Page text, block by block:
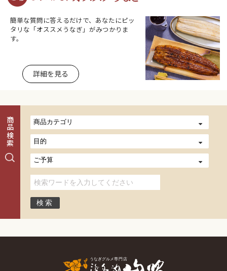
簡単な質問に答えるだけで、あなたにピッ
タリな「オススメうなぎ」がみつかりま
す。
詳細を見る
商品検索